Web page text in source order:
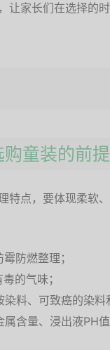
让家长们在选择的
购童装的前
特点，要体现柔软
防燃整理；
的气味；
料、可致癌的染
含量、浸出液PH